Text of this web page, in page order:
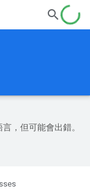
，但可能會出錯。